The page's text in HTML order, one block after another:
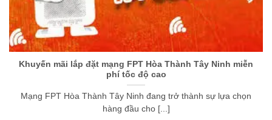
Khuyến mãi lắp đặt mạng FPT Hòa Thành Tây Ninh miễn
phí tốc độ cao
Mạng FPT Hòa Thành Tây Ninh đang trở thành sự lựa chọn
hàng đầu cho [...]